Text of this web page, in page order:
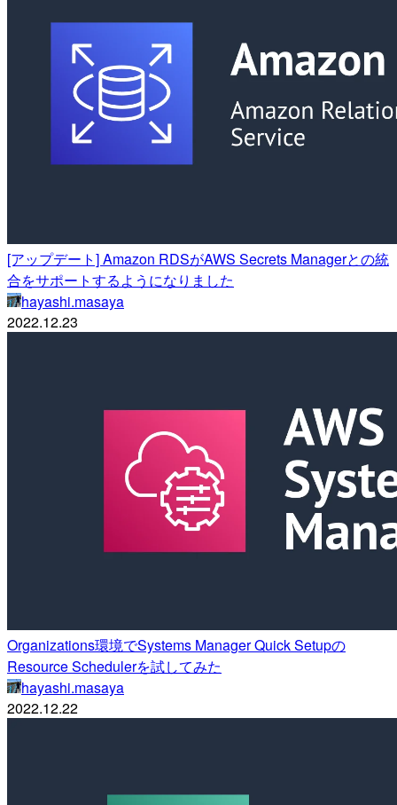
[アップデート] Amazon RDSがAWS Secrets Managerとの統
合をサポートするようになりました
hayashi.masaya
2022.12.23
Organizations環境でSystems Manager Quick Setupの
Resource Schedulerを試してみた
hayashi.masaya
2022.12.22